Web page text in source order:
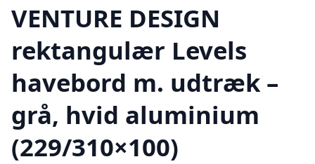
VENTURE DESIGN
rektangulær Levels
havebord m. udtræk –
grå, hvid aluminium
(229/310×100)